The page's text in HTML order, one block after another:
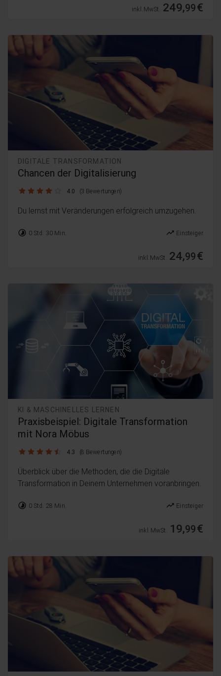
inkl. MwSt. 249,99€
DIGITALE TRANSFORMATION
Chancen der Digitalisierung
4.0 / 5 4.0 (3 Bewertungen)
Du lernst mit Veränderungen erfolgreich umzugehen.
timelapse 0 Std. 30 Min. trending_up Einsteiger
inkl. MwSt. 24,99€
KI & MASCHINELLES LERNEN
Praxisbeispiel: Digitale Transformation
mit Nora Möbus
4.3 / 5 4.3 (8 Bewertungen)
Überblick über die Methoden, die die Digitale
Transformation in Deinem Unternehmen voranbringen.
timelapse 0 Std. 28 Min. trending_up Einsteiger
inkl. MwSt. 19,99€